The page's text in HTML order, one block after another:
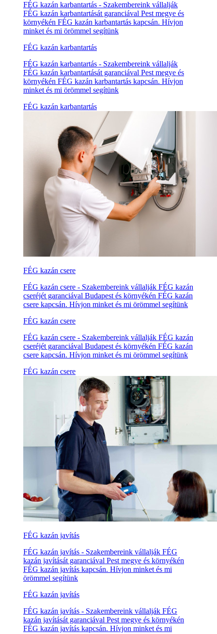
FÉG kazán karbantartás - Szakembereink vállalják
FÉG kazán karbantartását garanciával Pest megye és
környékén FÉG kazán karbantartás kapcsán. Hívjon
minket és mi örömmel segítünk
FÉG kazán karbantartás
FÉG kazán karbantartás - Szakembereink vállalják
FÉG kazán karbantartását garanciával Pest megye és
környékén FÉG kazán karbantartás kapcsán. Hívjon
minket és mi örömmel segítünk
FÉG kazán karbantartás
FÉG kazán csere
FÉG kazán csere - Szakembereink vállalják FÉG kazán
cseréjét garanciával Budapest és környékén FÉG kazán
csere kapcsán. Hívjon minket és mi örömmel segítünk
FÉG kazán csere
FÉG kazán csere - Szakembereink vállalják FÉG kazán
cseréjét garanciával Budapest és környékén FÉG kazán
csere kapcsán. Hívjon minket és mi örömmel segítünk
FÉG kazán csere
FÉG kazán javítás
FÉG kazán javítás - Szakembereink vállalják FÉG
kazán javítását garanciával Pest megye és környékén
FÉG kazán javítás kapcsán. Hívjon minket és mi
örömmel segítünk
FÉG kazán javítás
FÉG kazán javítás - Szakembereink vállalják FÉG
kazán javítását garanciával Pest megye és környékén
FÉG kazán javítás kapcsán. Hívjon minket és mi